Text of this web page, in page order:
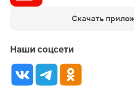
Скачать
Наши соцсети